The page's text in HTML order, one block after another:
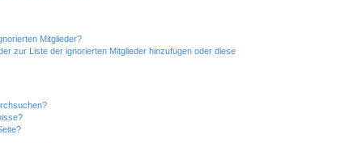
Mitglieder?
zur Liste der ignorierten Mitglieder hinzufügen oder diese